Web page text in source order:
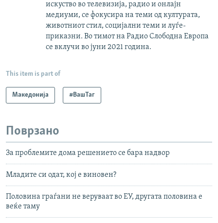
искуство во телевизија, радио и онлајн
медиуми, се фокусира на теми од културата,
животниот стил, социјални теми и луѓе-
приказни. Во тимот на Радио Слободна Европа
се вклучи во јуни 2021 година.
This item is part of
Македонија #ВашТаг
Поврзано
За проблемите дома решението се бара надвор
Младите си одат, кој е виновен?
Половина граѓани не веруваат во ЕУ, другата половина е
веќе таму